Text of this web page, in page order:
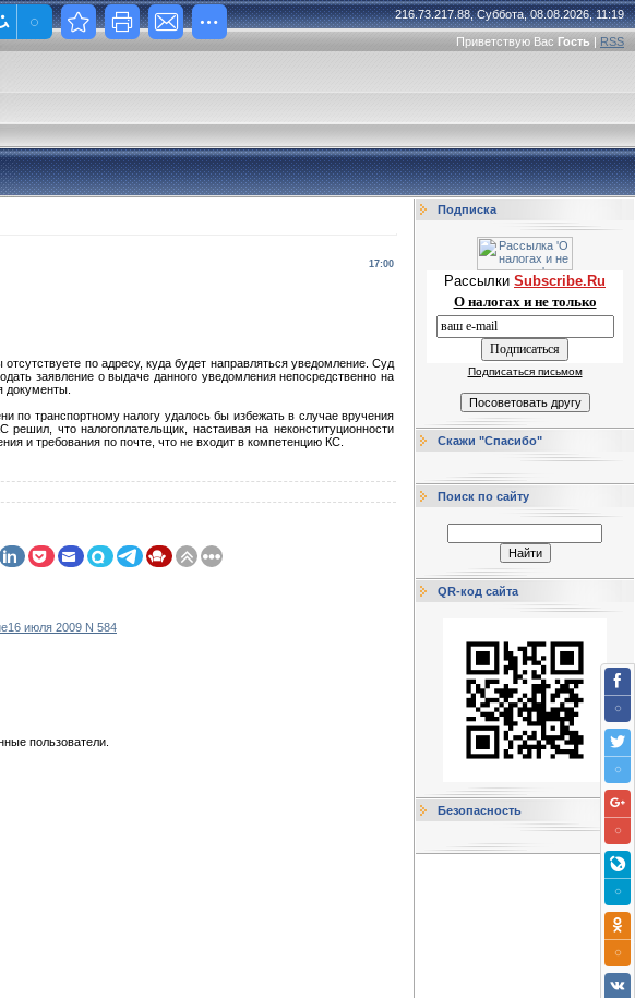
216.73.217.88, Суббота, 08.08.2026, 11:19
Приветствую Вас Гость | RSS
17:00
по адресу, куда будет направляться уведомление. Суд
заявление о выдаче данного уведомления непосредственно на
документы.
по транспортному налогу удалось бы избежать в случае вручения
решил, что налогоплательщик, настаивая на неконституционности
и требования по почте, что не входит в компетенцию КС.
июля 2009 N 584
пользователи.
Подписка
Рассылки Subscribe.Ru
О налогах и не только
Подписаться письмом
Скажи "Спасибо"
Поиск по сайту
QR-код сайта
Безопасность